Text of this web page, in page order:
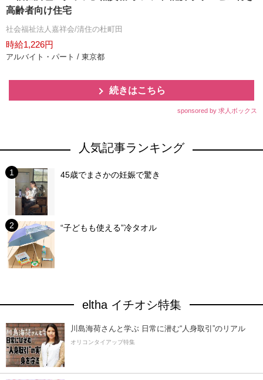
高齢者向け住宅
社会福祉法人嘉祥会/清住の杜町田
時給1,226円
アルバイト・パート / 東京都
続きはこちら
sponsored by 求人ボックス
人気記事ランキング
45歳でまさかの妊娠で驚き
“子どもも使える”冷タオル
eltha イチオシ特集
川島海荷さんと学ぶ 日常に潜む“人身取引”のリアル
オリコンタイアップ特集